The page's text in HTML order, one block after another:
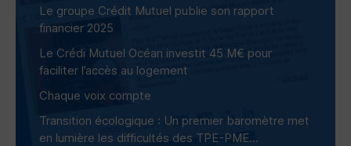
Le groupe Crédit Mutuel publie son rapport
financier 2025
Le Crédi Mutuel Océan investit 45 M€ pour
faciliter l’accès au logement
Chaque voix compte
Transition écologique : Un premier baromètre met
en lumière les difficultés des TPE-PME...